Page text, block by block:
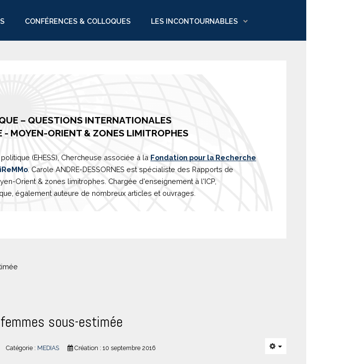
CONFÉRENCES & COLLOQUES LES INCONTOURNABLES
– QUESTIONS INTERNATIONALES
- MOYEN-ORIENT & ZONES LIMITROPHES
(EHESS), Chercheuse associée à la Fondation pour la Recherche
iReMMo . Carole ANDRE-DESSORNES est spécialiste des Rapports de
Orient & zones limitrophes. Chargée d'enseignement à l'ICP,
également auteure de nombreux articles et ouvrages.
sous-estimée
Catégorie : MEDIAS Création : 10 septembre 2016